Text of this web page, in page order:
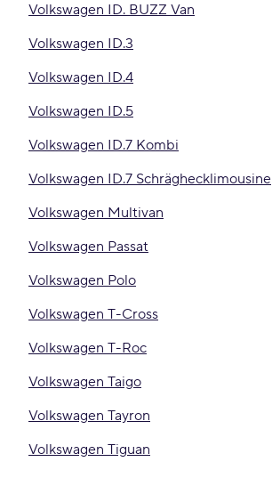
Volkswagen ID. BUZZ Van
Volkswagen ID.3
Volkswagen ID.4
Volkswagen ID.5
Volkswagen ID.7 Kombi
Volkswagen ID.7 Schräghecklimousine
Volkswagen Multivan
Volkswagen Passat
Volkswagen Polo
Volkswagen T-Cross
Volkswagen T-Roc
Volkswagen Taigo
Volkswagen Tayron
Volkswagen Tiguan